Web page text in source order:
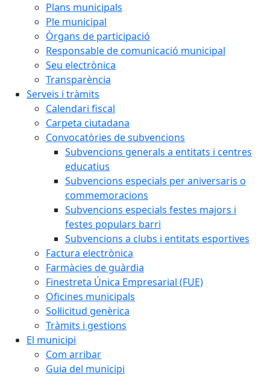
Plans municipals
Ple municipal
Òrgans de participació
Responsable de comunicació municipal
Seu electrònica
Transparència
Serveis i tràmits
Calendari fiscal
Carpeta ciutadana
Convocatòries de subvencions
Subvencions generals a entitats i centres
educatius
Subvencions especials per aniversaris o
commemoracions
Subvencions especials festes majors i
festes populars barri
Subvencions a clubs i entitats esportives
Factura electrònica
Farmàcies de guàrdia
Finestreta Única Empresarial (FUE)
Oficines municipals
Sol·licitud genèrica
Tràmits i gestions
El municipi
Com arribar
Guia del municipi